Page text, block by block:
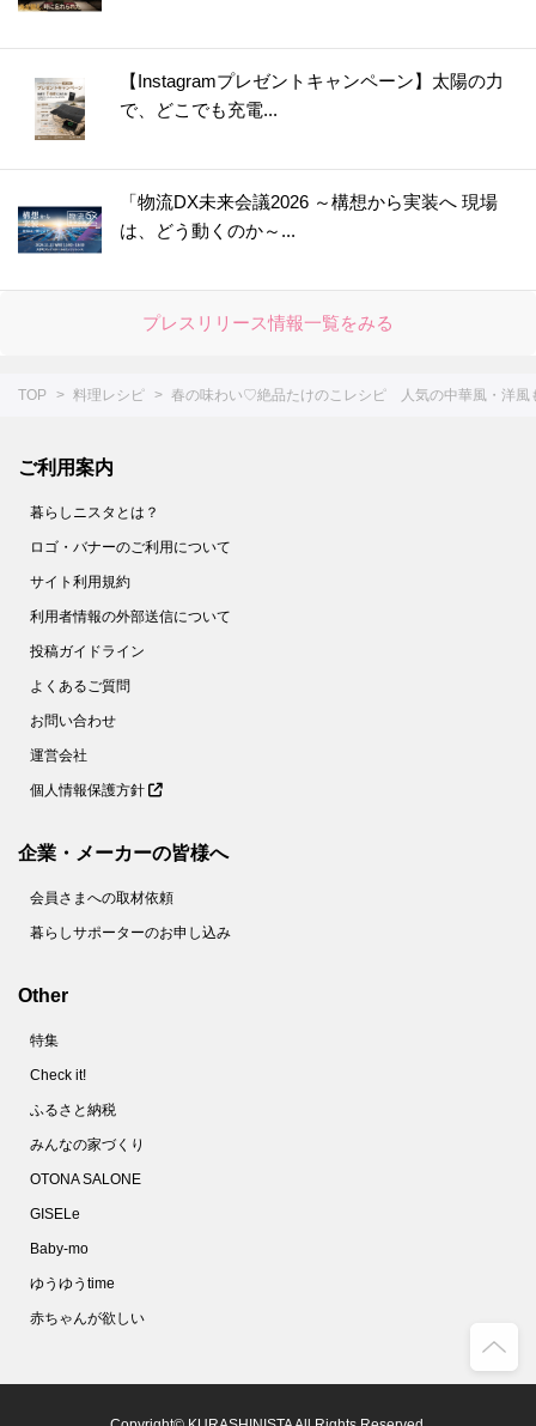
【Instagramプレゼントキャンペーン】太陽の力
で、どこでも充電...
「物流DX未来会議2026 ～構想から実装へ 現場
は、どう動くのか～...
プレスリリース情報一覧をみる
TOP 料理レシピ 春の味わい♡絶品たけのこレシピ 人気の中華風・洋風
ご利用案内
暮らしニスタとは？
ロゴ・バナーのご利用について
サイト利用規約
利用者情報の外部送信について
投稿ガイドライン
よくあるご質問
お問い合わせ
運営会社
個人情報保護方針
企業・メーカーの皆様へ
会員さまへの取材依頼
暮らしサポーターのお申し込み
Other
特集
Check it!
ふるさと納税
みんなの家づくり
OTONA SALONE
GISELe
Baby-mo
ゆうゆうtime
赤ちゃんが欲しい